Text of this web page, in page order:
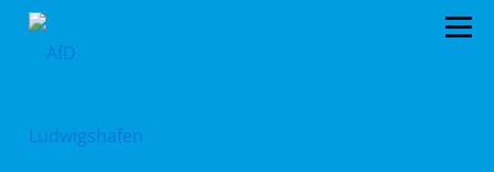
Zum
Menü